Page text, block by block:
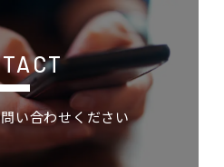
い合わせください